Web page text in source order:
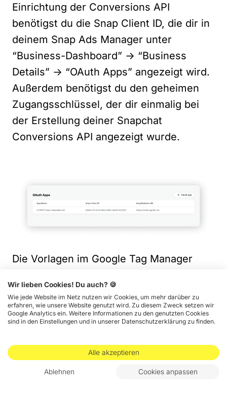
Einrichtung der Conversions API
benötigst du die Snap Client ID, die dir in
deinem Snap Ads Manager unter
“Business-Dashboard” -> “Business
Details” -> “OAuth Apps” angezeigt wird.
Außerdem benötigst du den geheimen
Zugangsschlüssel, der dir einmalig bei
der Erstellung deiner Snapchat
Conversions API angezeigt wurde.
Die Vorlagen im Google Tag Manager
der Facebook Conversions API. Der
wichtigste Unterschied ist, dass Snap im
Gegensatz zu Meta keine Live-Ansicht
stellt. Zum Testen deiner Events musst
du diese also manuell auslösen und 1-2
Wir lieben Cookies! Du auch? 🍪
Wie jede Website im Netz nutzen wir Cookies, um mehr darüber zu
erfahren, wie unsere Website genutzt wird. Zu diesem Zweck setzen wir
Google Analytics ein. Weitere Informationen zu den genutzten Cookies
sind in den Einstellungen und in unserer Datenschutzerklärung zu finden.
Alle akzeptieren
Ablehnen Cookies anpassen